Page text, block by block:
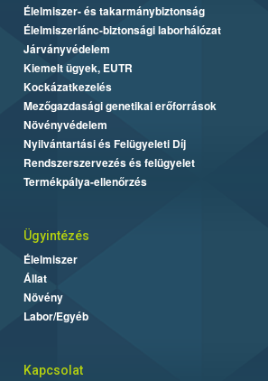
Élelmiszer- és takarmánybiztonság
Élelmiszerlánc-biztonsági laborhálózat
Járványvédelem
Kiemelt ügyek, EUTR
Kockázatkezelés
Mezőgazdasági genetikai erőforrások
Növényvédelem
Nyilvántartási és Felügyeleti Díj
Rendszerszervezés és felügyelet
Termékpálya-ellenőrzés
Ügyintézés
Élelmiszer
Állat
Növény
Labor/Egyéb
Kapcsolat